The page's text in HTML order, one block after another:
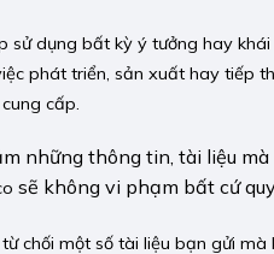
sử dụng bất kỳ ‎ý tưởng hay
phát triển, sản xuất hay tiếp
cấp.
những thông tin, tài liệu
sẽ không vi phạm bất cứ
chối một số tài liệu bạn gửi